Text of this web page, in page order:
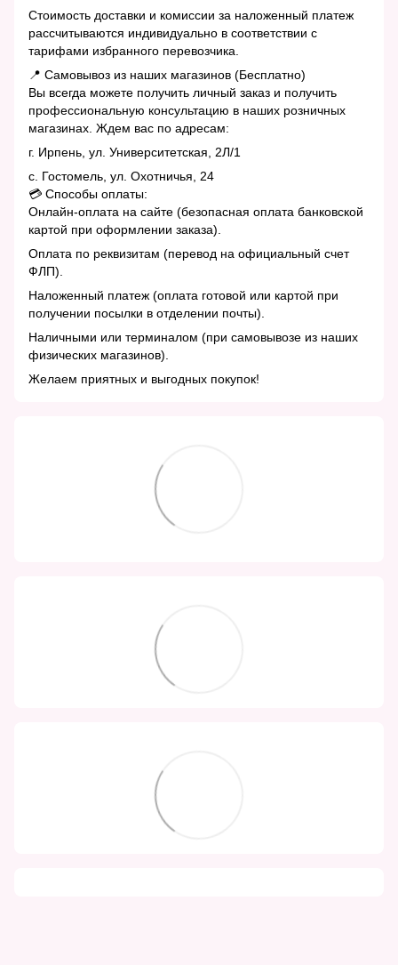
Стоимость доставки и комиссии за наложенный платеж
рассчитываются индивидуально в соответствии с
тарифами избранного перевозчика.
📍 Самовывоз из наших магазинов (Бесплатно)
Вы всегда можете получить личный заказ и получить
профессиональную консультацию в наших розничных
магазинах. Ждем вас по адресам:
г. Ирпень, ул. Университетская, 2Л/1
с. Гостомель, ул. Охотничья, 24
💳 Способы оплаты:
Онлайн-оплата на сайте (безопасная оплата банковской
картой при оформлении заказа).
Оплата по реквизитам (перевод на официальный счет
ФЛП).
Наложенный платеж (оплата готовой или картой при
получении посылки в отделении почты).
Наличными или терминалом (при самовывозе из наших
физических магазинов).
Желаем приятных и выгодных покупок!